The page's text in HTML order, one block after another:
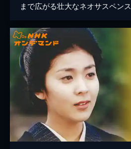
まで広がる壮大なネオサスペンス